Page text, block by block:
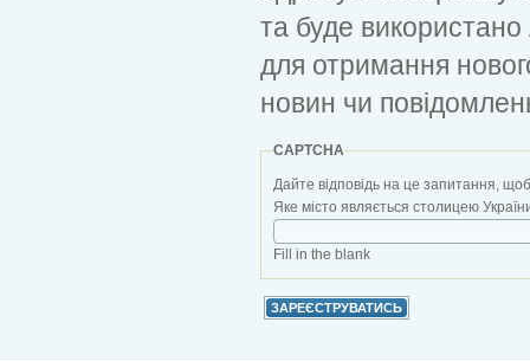
та буде
для отримання
новин чи
CAPTCHA
Дайте відповідь на це запитання,
Яке місто являється столицею
Fill in the blank